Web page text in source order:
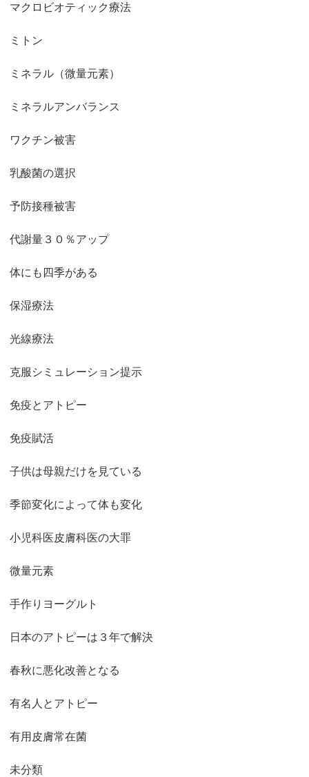
マクロビオティック療法
ミトン
ミネラル（微量元素）
ミネラルアンバランス
ワクチン被害
乳酸菌の選択
予防接種被害
代謝量３０％アップ
体にも四季がある
保湿療法
光線療法
克服シミュレーション提示
免疫とアトピー
免疫賦活
子供は母親だけを見ている
季節変化によって体も変化
小児科医皮膚科医の大罪
微量元素
手作りヨーグルト
日本のアトピーは３年で解決
春秋に悪化改善となる
有名人とアトピー
有用皮膚常在菌
未分類